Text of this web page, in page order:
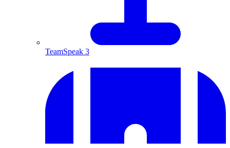
TeamSpeak 3